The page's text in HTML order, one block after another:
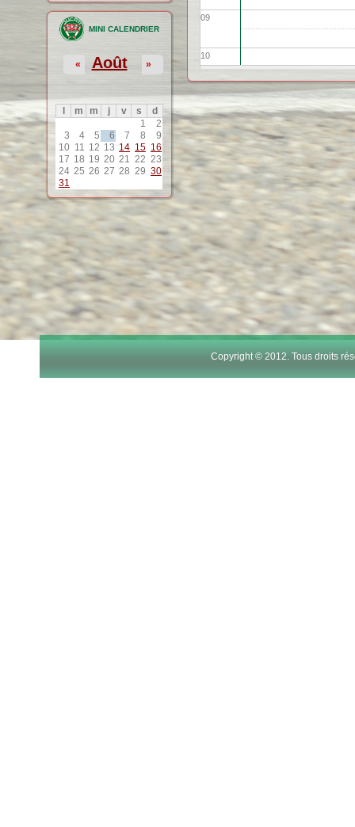
MINI CALENDRIER
Août
« »
m m j v s
d
1
2
3
4 5 6 7 8
9
10 11 12 13 14 15 16
17 18 19 20 21 22 23
24 25 26 27 28 29 30
31
09
10
11
12
13
15
17
Copyright © 2012. Tous droits